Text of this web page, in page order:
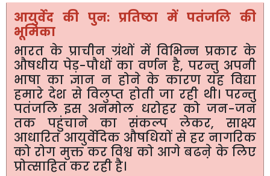
आयुर्वेद की पुन: प्रतिष्ठा में पतंजलि की
भूमिका
भारत के प्राचीन ग्रंथों में विभिन्न प्रकार के
औषधीय पेड़-पौधों का वर्णन है, परन्तु अपनी
भाषा का ज्ञान न होने के कारण यह विद्या
हमारे देश से विलुप्त होती जा रही थी। परन्तु
पतंजलि इस अनमोल धरोहर को जन-जन
तक पहुंचाने का संकल्प लेकर, साक्ष्य
आधारित आयुर्वेदिक औषधियों से हर नागरिक
को रोग मुक्त कर विश्व को आगे बढऩे के लिए
प्रोत्साहित कर रही है।